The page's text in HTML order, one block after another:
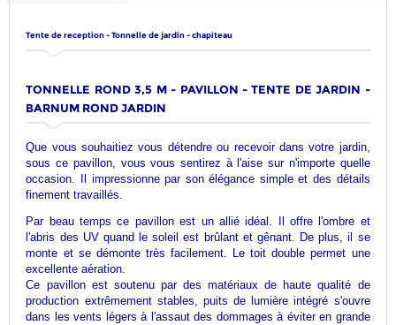
Tente de reception - Tonnelle de jardin - chapiteau
TONNELLE ROND 3,5 M - PAVILLON - TENTE DE JARDIN -
BARNUM ROND JARDIN
Que vous souhaitiez vous détendre ou recevoir dans votre jardin,
sous ce pavillon, vous vous sentirez à l'aise sur n'importe quelle
occasion. Il impressionne par son élégance simple et des détails
finement travaillés.
Par beau temps ce pavillon est un allié idéal. Il offre l'ombre et
l'abris des UV quand le soleil est brûlant et gênant. De plus, il se
monte et se démonte très facilement. Le toit double permet une
excellente aération.
Ce pavillon est soutenu par des matériaux de haute qualité de
production extrêmement stables, puits de lumière intégré s'ouvre
dans les vents légers à l'assaut des dommages à éviter en grande